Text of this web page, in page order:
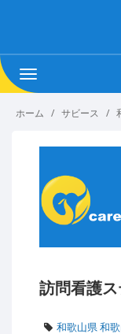
Toggle
navigation
ホーム サビース
訪問看護
和歌山県 和